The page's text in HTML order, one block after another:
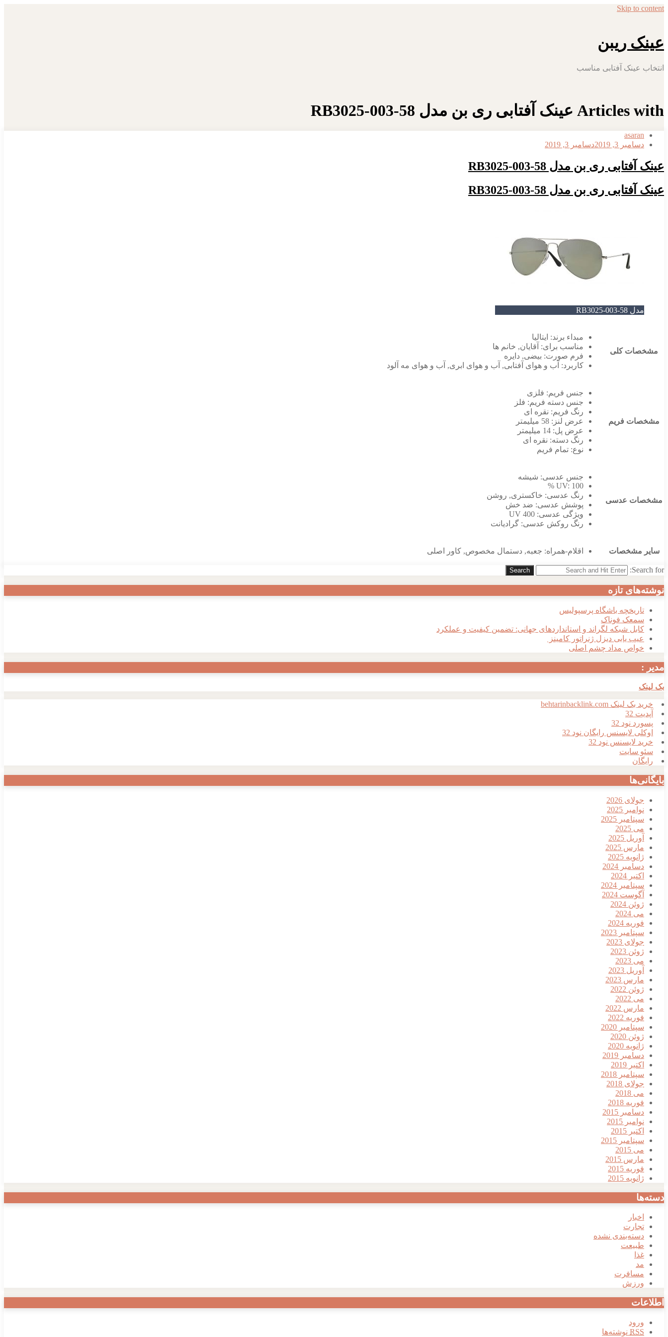
Skip to content
عینک ریبن
انتخاب عینک آفتابی مناسب
Articles with عینک آفتابی ری بن مدل RB3025-003-58
asaran
دسامبر 3, 2019
دسامبر 3, 2019
عینک آفتابی ری بن مدل RB3025-003-58
عینک آفتابی ری بن مدل RB3025-003-58
مدل RB3025-003-58
مشخصات کلی
مبداء برند: ایتالیا
مناسب برای: آقایان, خانم ها
فرم صورت: بیضی, دایره
کاربرد: آب و هوای آفتابی, آب و هوای ابری, آب و هوای مه آلود
مشخصات فریم
جنس فریم: فلزی
جنس دسته فریم: فلز
رنگ فریم: نقره ای
عرض لنز: 58 میلیمتر
عرض پل: 14 میلیمتر
رنگ دسته: نقره ای
نوع: تمام فریم
مشخصات عدسی
جنس عدسی: شیشه
UV: 100 %
رنگ عدسی: خاکستری, روشن
پوشش عدسی: ضد خش
ویژگی عدسی: UV 400
رنگ روکش عدسی: گرادیانت
سایر مشخصات اقلام-همراه: جعبه, دستمال مخصوص, کاور اصلی
Search for:
Search
نوشته‌های تازه
تاریخچه باشگاه پرسپولیس
سمعک فوناک
کابل شبکه لگراند و استانداردهای جهانی: تضمین کیفیت و عملکرد
عیب یابی دیزل ژنراتور کامینز
خواص مداد چشم اصلی
مدیر :
بک لینک
خرید بک لینک behtarinbacklink.com
آپدیت 32
پسورد نود 32
اوکلی لایسنس رایگان نود 32
خرید لایسنس نود 32
سئو سایت
رایگان
بایگانی‌ها
جولای 2026
نوامبر 2025
سپتامبر 2025
می 2025
آوریل 2025
مارس 2025
ژانویه 2025
دسامبر 2024
اکتبر 2024
سپتامبر 2024
آگوست 2024
ژوئن 2024
می 2024
فوریه 2024
سپتامبر 2023
جولای 2023
ژوئن 2023
می 2023
آوریل 2023
مارس 2023
ژوئن 2022
می 2022
مارس 2022
فوریه 2022
سپتامبر 2020
ژوئن 2020
ژانویه 2020
دسامبر 2019
اکتبر 2019
سپتامبر 2018
جولای 2018
می 2018
فوریه 2018
دسامبر 2015
نوامبر 2015
اکتبر 2015
سپتامبر 2015
می 2015
مارس 2015
فوریه 2015
ژانویه 2015
دسته‌ها
اخبار
تجارت
دسته‌بندی نشده
طبیعت
غذا
مد
مسافرت
ورزش
اطلاعات
ورود
RSS نوشته‌ها